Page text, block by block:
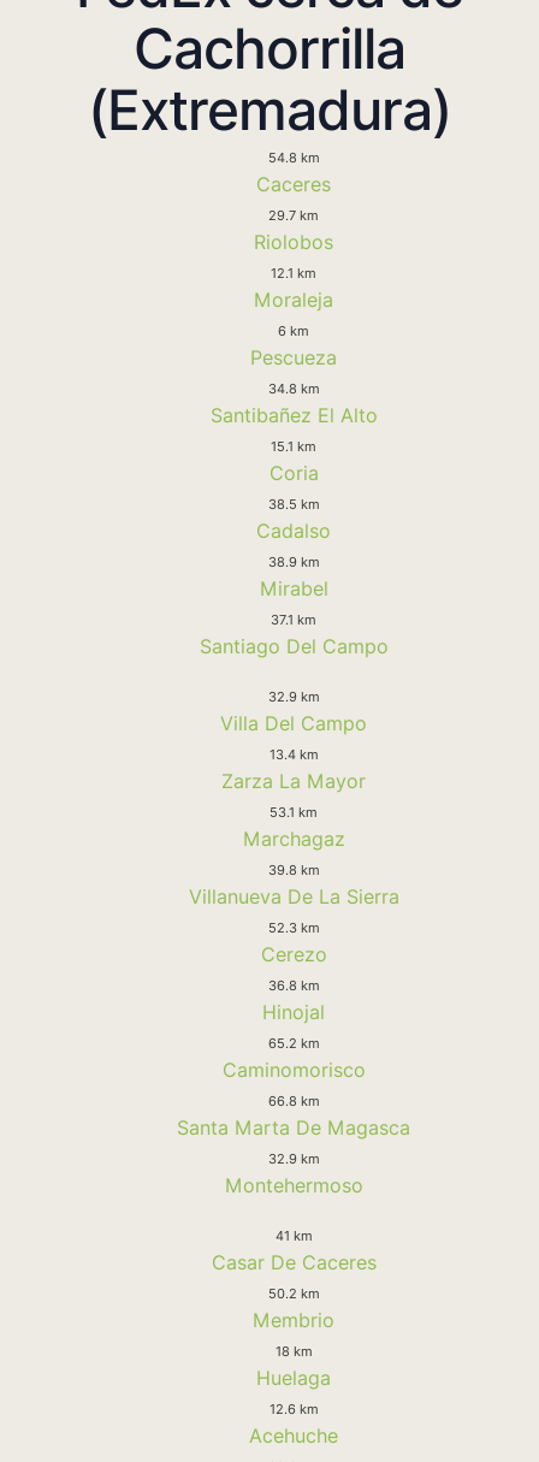
Cachorrilla
(Extremadura)
54.8 km
Caceres
29.7 km
Riolobos
12.1 km
Moraleja
6 km
Pescueza
34.8 km
Santibañez El Alto
15.1 km
Coria
38.5 km
Cadalso
38.9 km
Mirabel
37.1 km
Santiago Del Campo
32.9 km
Villa Del Campo
13.4 km
Zarza La Mayor
53.1 km
Marchagaz
39.8 km
Villanueva De La Sierra
52.3 km
Cerezo
36.8 km
Hinojal
65.2 km
Caminomorisco
66.8 km
Santa Marta De Magasca
32.9 km
Montehermoso
41 km
Casar De Caceres
50.2 km
Membrio
18 km
Huelaga
12.6 km
Acehuche